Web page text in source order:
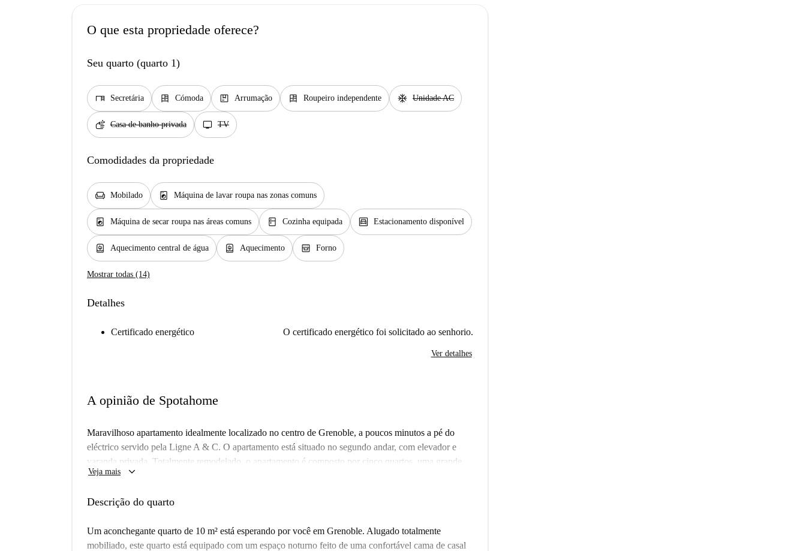
O que esta propriedade oferece?
Seu quarto (quarto 1)
desk Secretária dresser Cómoda package Arrumação dresser Roupeiro independente ac_unit Unidade AC
soap Casa de banho privada tv TV
Comodidades da propriedade
chair Mobilado local_laundry_service Máquina de lavar roupa nas zonas comuns
local_laundry_service Máquina de secar roupa nas áreas comuns kitchen Cozinha equipada garage Estacionamento disponível
water_heater Aquecimento central de água water_heater Aquecimento oven_gen Forno
Mostrar todas (14)
Detalhes
Certificado energético O certificado energético foi solicitado ao senhorio.
Ver detalhes
A opinião de Spotahome
Maravilhoso apartamento idealmente localizado no centro de Grenoble, a poucos minutos a pé do
eléctrico servido pela Ligne A & C. O apartamento está situado no segundo andar, com elevador e
varanda privada. Totalmente remodelado, o apartamento é composto por cinco quartos, uma grande
casa de banho, um WC separado, uma cozinha totalmente equipada com eletrodomésticos novos.
privada. Outros benefícios incluem aquecimento, piso de madeira e decorações neutras e elegantes por
Veja mais keyboard_arrow_down
Descrição do quarto
Um aconchegante quarto de 10 m² está esperando por você em Grenoble. Alugado totalmente
mobiliado, este quarto está equipado com um espaço noturno feito de uma confortável cama de casal